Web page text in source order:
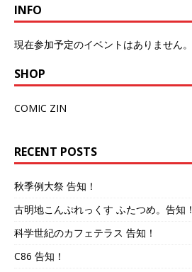
INFO
現在参加予定のイベントはありません。
SHOP
COMIC ZIN
RECENT POSTS
秋季例大祭 告知！
古明地こんぷれっくす ふたつめ。告知！
科学世紀のカフェテラス 告知！
C86 告知！